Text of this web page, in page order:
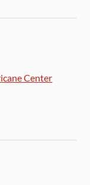
Center